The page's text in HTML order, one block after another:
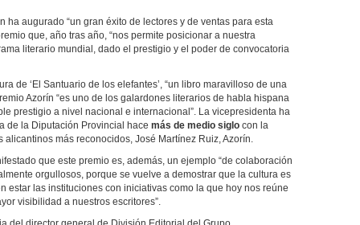
augurado “un gran éxito de lectores y de ventas para esta
que, año tras año, “nos permite posicionar a nuestra
literario mundial, dado el prestigio y el poder de convocatoria
de ‘El Santuario de los elefantes’, “un libro maravilloso de una
Azorín “es uno de los galardones literarios de habla hispana
prestigio a nivel nacional e internacional”. La vicepresidenta ha
de la Diputación Provincial hace más de medio siglo con la
más reconocidos, José Martínez Ruiz, Azorín.
que este premio es, además, un ejemplo “de colaboración
orgullosos, porque se vuelve a demostrar que la cultura es
estar las instituciones con iniciativas como la que hoy nos reúne
visibilidad a nuestros escritores”.